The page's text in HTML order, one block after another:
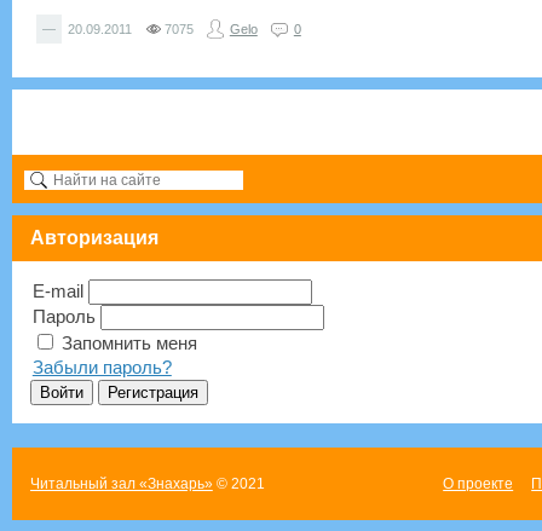
— 20.09.2011 7075 Gelo 0
Авторизация
E-mail
Пароль
Запомнить меня
Забыли пароль?
Читальный зал «Знахарь»© 2021 О проекте